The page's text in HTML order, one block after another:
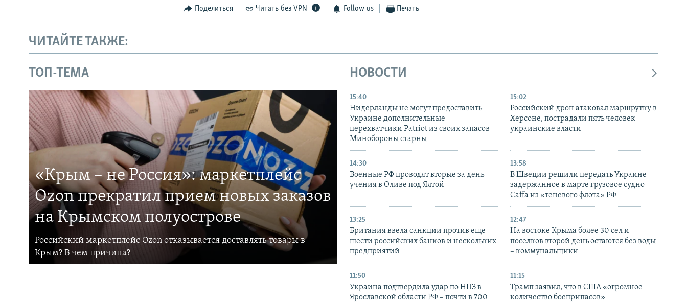
Поделиться Читать без VPN Follow us Печать
ЧИТАЙТЕ ТАКЖЕ:
ТОП-ТЕМА
«Крым – не Россия»: маркетплейс
Ozon прекратил прием новых заказов
на Крымском полуострове
Российский маркетплейс Ozon отказывается доставлять товары в
Крым? В чем причина?
НОВОСТИ
15:40
Нидерланды не могут предоставить
Украине дополнительные
перехватчики Patriot из своих запасов –
Минобороны старны
15:02
Российский дрон атаковал маршрутку в
Херсоне, пострадали пять человек –
украинские власти
14:30
Военные РФ проводят вторые за день
учения в Оливе под Ялтой
13:58
В Швеции решили передать Украине
задержанное в марте грузовое судно
Caffa из «теневого флота» РФ
13:25
Британия ввела санкции против еще
шести российских банков и нескольких
предприятий
12:47
На востоке Крыма более 30 сел и
поселков второй день остаются без воды
– коммунальщики
11:50
Украина подтвердила удар по НПЗ в
Ярославской области РФ – почти в 700
11:15
Трамп заявил, что в США «огромное
количество боеприпасов»